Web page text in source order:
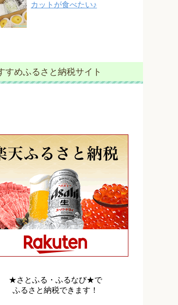
カットが食べたい♪
すめふるさと納税サイト
★さとふる・ふるなび★で
ふるさと納税できます！